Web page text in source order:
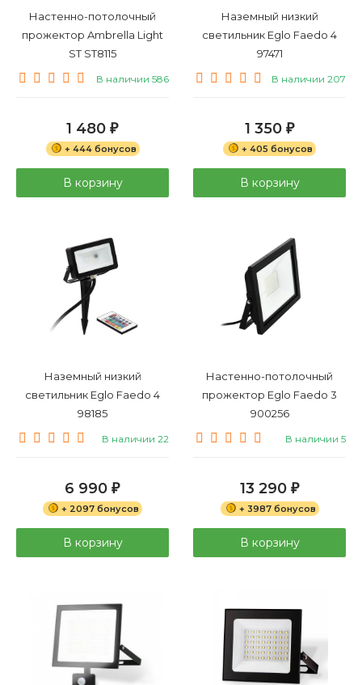
Настенно-потолочный
прожектор Ambrella Light
ST ST8115
В наличии 586
1 480 ₽
+ 444 бонусов
В корзину
Наземный низкий
светильник Eglo Faedo 4
97471
В наличии 207
1 350 ₽
+ 405 бонусов
В корзину
Наземный низкий
светильник Eglo Faedo 4
98185
В наличии 22
6 990 ₽
+ 2097 бонусов
В корзину
Настенно-потолочный
прожектор Eglo Faedo 3
900256
В наличии 5
13 290 ₽
+ 3987 бонусов
В корзину